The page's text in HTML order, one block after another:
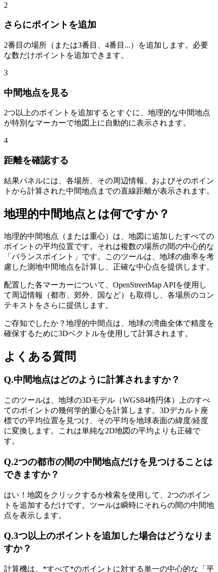
2
さらにポイントを追加
2番目の場所（または3番目、4番目...）を追加します。必要
な数だけポイントを追加できます。
3
中間地点を見る
2つ以上のポイントを追加するとすぐに、地理的な中間地点
が特別なマーカーで地図上に自動的に表示されます。
4
距離を確認する
結果パネルには、各場所、その周辺情報、およびそのポイン
トから計算された中間地点までの直線距離が表示されます。
地理的中間地点とは何ですか？
地理的中間地点（または重心）は、地図に追加したすべての
ポイントの平均位置です。それは複数の場所の間の中心的な
「バランスポイント」です。このツールは、地球の曲率を考
慮した測地中間地点を計算し、正確な中心点を提供します。
配置した各マーカーについて、OpenStreetMap APIを使用し
て周辺情報（都市、郊外、国など）も取得し、各場所のコン
テキストをさらに提供します。
ご存知でしたか？地理的中間点は、地球の湾曲全体で精度を
確保するために3Dベクトルを使用して計算されます。
よくある質問
Q.中間地点はどのように計算されますか？
このツールは、地球の3Dモデル（WGS84楕円体）上のすべ
てのポイントの幾何学的重心を計算します。3Dデカルト座
標での平均位置を見つけ、その平均を地球表面の緯度/経度
に変換します。これは単純な2D地図の平均よりも正確で
す。
Q.2つの都市の間の中間地点だけを見つけることは
できますか？
はい！地図をクリックするか検索を使用して、2つのポイン
トを追加するだけです。ツールは瞬時にそれらの間の中間地
点を表示します。
Q.3つ以上のポイントを追加した場合はどうなりま
すか？
計算機は、*すべて*のポイントに対する単一の中心的な「平